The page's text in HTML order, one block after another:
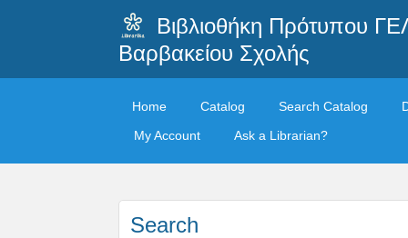
Βιβλιοθήκη Πρότυπου
Βαρβακείου Σχολής
Home Catalog Search Catalog
My Account
Ask a Librarian?
Search